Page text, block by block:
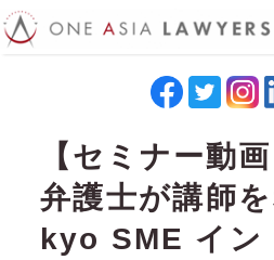
【セミナー動
弁護士が講師
kyo SME イン